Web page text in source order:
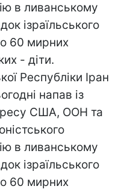
в ливанському
ізраїльського
60 мирних
- діти.
Республіки Іран
напав із
США, ООН та
в ливанському
ізраїльського
60 мирних